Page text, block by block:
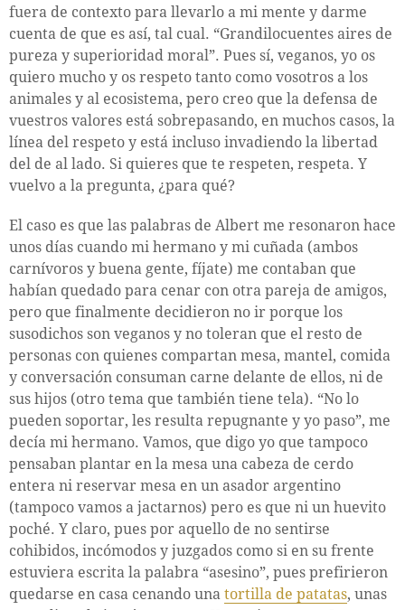
fuera de contexto para llevarlo a mi mente y darme
cuenta de que es así, tal cual. “Grandilocuentes aires de
pureza y superioridad moral”. Pues sí, veganos, yo os
quiero mucho y os respeto tanto como vosotros a los
animales y al ecosistema, pero creo que la defensa de
vuestros valores está sobrepasando, en muchos casos, la
línea del respeto y está incluso invadiendo la libertad
del de al lado. Si quieres que te respeten, respeta. Y
vuelvo a la pregunta, ¿para qué?
El caso es que las palabras de Albert me resonaron hace
unos días cuando mi hermano y mi cuñada (ambos
carnívoros y buena gente, fíjate) me contaban que
habían quedado para cenar con otra pareja de amigos,
pero que finalmente decidieron no ir porque los
susodichos son veganos y no toleran que el resto de
personas con quienes compartan mesa, mantel, comida
y conversación consuman carne delante de ellos, ni de
sus hijos (otro tema que también tiene tela). “No lo
pueden soportar, les resulta repugnante y yo paso”, me
decía mi hermano. Vamos, que digo yo que tampoco
pensaban plantar en la mesa una cabeza de cerdo
entera ni reservar mesa en un asador argentino
(tampoco vamos a jactarnos) pero es que ni un huevito
poché. Y claro, pues por aquello de no sentirse
cohibidos, incómodos y juzgados como si en su frente
estuviera escrita la palabra “asesino”, pues prefirieron
quedarse en casa cenando una tortilla de patatas, unas